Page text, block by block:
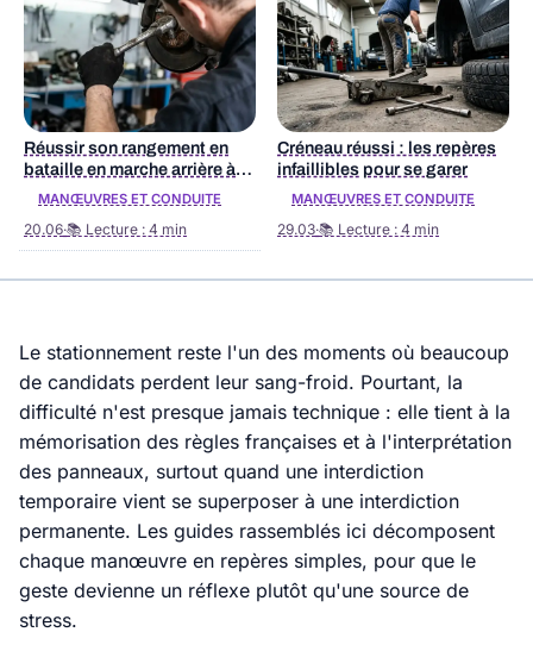
MANŒUVRES ET CONDUITE
Réussir son rangement en
bataille en marche arrière à
tous les coups
20.06·📚 Lecture : 4 min
MANŒUVRES ET CONDUITE
Créneau réussi : les repères
infaillibles pour se garer
29.03·📚 Lecture : 4 min
Le stationnement reste l'un des moments où beaucoup
de candidats perdent leur sang-froid. Pourtant, la
difficulté n'est presque jamais technique : elle tient à la
mémorisation des règles françaises et à l'interprétation
des panneaux, surtout quand une interdiction
temporaire vient se superposer à une interdiction
permanente. Les guides rassemblés ici décomposent
chaque manœuvre en repères simples, pour que le
geste devienne un réflexe plutôt qu'une source de
stress.